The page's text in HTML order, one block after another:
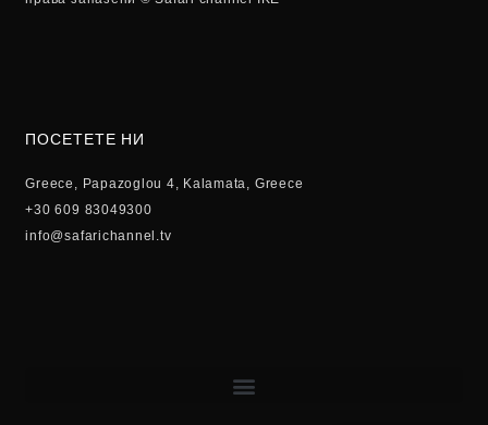
ПОСЕТЕТЕ НИ
Greece, Papazoglou 4, Kalamata, Greece
+30 609 83049300
info@safarichannel.tv